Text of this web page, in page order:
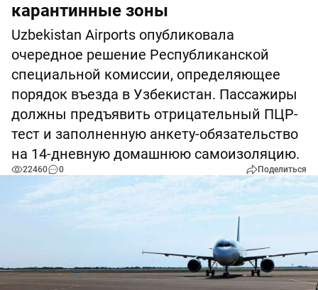
карантинные зоны
Uzbekistan Airports опубликовала
очередное решение Республиканской
специальной комиссии, определяющее
порядок въезда в Узбекистан. Пассажиры
должны предъявить отрицательный ПЦР-
тест и заполненную анкету-обязательство
на 14-дневную домашнюю самоизоляцию.
22460 0 Поделиться